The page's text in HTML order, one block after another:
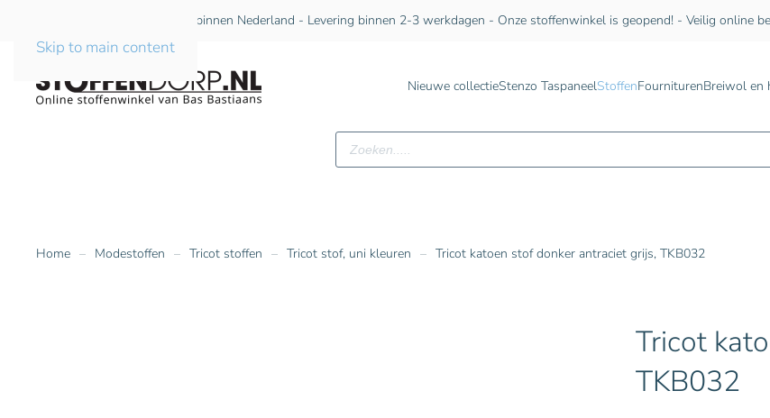
Skip to main content
Gratis verzending vanaf €75 binnen Nederland - Levering binnen 2-3 werkdagen - Onze stoffenwinkel is geopend! - Veilig online
Nieuwe collectieStenzo TaspaneelStoffenFourniturenBreiwol en
Producten
zoeken
Home Modestoffen Tricot stoffen Tricot stof, uni kleuren Tricot katoen stof donker antraciet grijs, TKB032
Tricot
TKB032